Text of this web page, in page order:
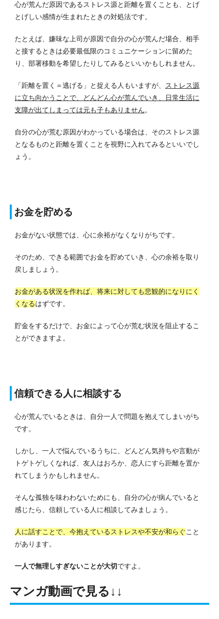
心が荒んだ原因であるストレス源と距離を置くことも、とげ
とげしい感情が生まれたときの対処法です。
たとえば、嫌味な上司が原因で自分の心が荒んだ場合、相手
と接するときは必要最低限のコミュニケーションに留めた
り、部署移動を希望したりしてみるといいかもしれません。
「距離を置く＝逃げる」と捉える人もいますが、
ストレス源
に立ち向かうことで、どんどん心が荒んでいき、日常生活に
支障が出てしまっては元も子もありません。
自分の心が荒む原因がわかっている場合は、そのストレス源
となるものと距離を置くことを視野に入れてみるといいでし
ょう。
お金を貯める
お金がない状態では、心に余裕がなくなりがちです。
そのため、できる範囲でお金を貯めていき、心の余裕を取り
戻しましょう。
お金がある状況を作れば、将来に対しても悲観的になりにく
くなるはずです。
貯金をするだけで、お金によって心が荒む状況を阻止するこ
とができますよ。
信頼できる人に相談する
心が荒んでいるときは、自分一人で問題を抱えてしまいがち
です。
しかし、一人で悩んでいるうちに、どんどん気持ちや言動が
トゲトゲしくなれば、友人はおろか、恋人にすら距離を置か
れてしまうかもしれません。
そんな孤独を味わわないためにも、自分の心が病んでいると
感じたら、信頼している人に相談してみましょう。
人に話すことで、今抱えているストレスや不安が和らぐこと
があります。
一人で無理しすぎないことが大切ですよ。
マンガ動画で見る↓↓